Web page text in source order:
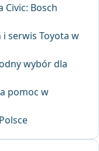
Civic: Bosch
serwis Toyota w
wybór dla
pomoc w